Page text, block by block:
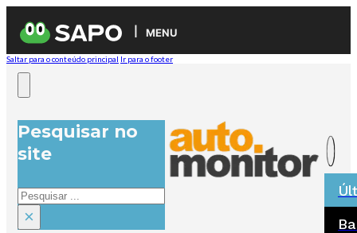
MENU
Saltar para o conteúdo principal Ir para o footer
Pesquisar no
site
Pesquisar
×